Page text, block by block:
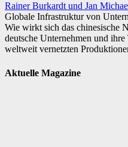
Rainer Burkardt und Jan
Globale Infrastruktur von
Wie wirkt sich das chinesische
deutsche Unternehmen und
weltweit vernetzten
Aktuelle Magazine